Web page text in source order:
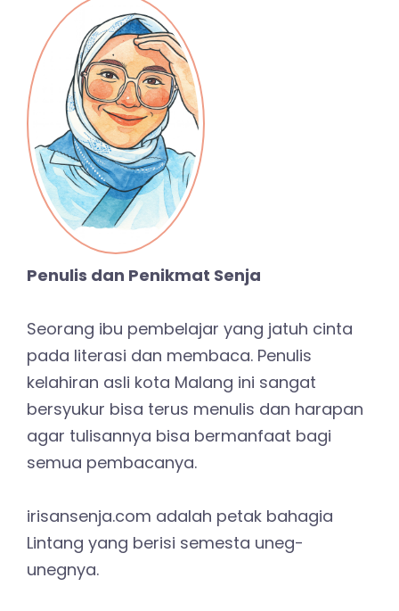
Penulis dan Penikmat Senja
Seorang ibu pembelajar yang jatuh cinta
pada literasi dan membaca. Penulis
kelahiran asli kota Malang ini sangat
bersyukur bisa terus menulis dan harapan
agar tulisannya bisa bermanfaat bagi
semua pembacanya.
irisansenja.com adalah petak bahagia
Lintang yang berisi semesta uneg-
unegnya.